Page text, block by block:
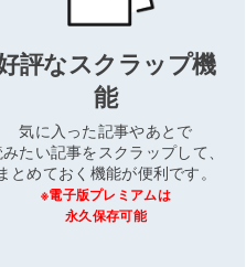
評なスクラップ機
能
気に入った記事やあとで
たい記事をスクラップして、
とめておく機能が便利です。
※電子版プレミアムは
永久保存可能